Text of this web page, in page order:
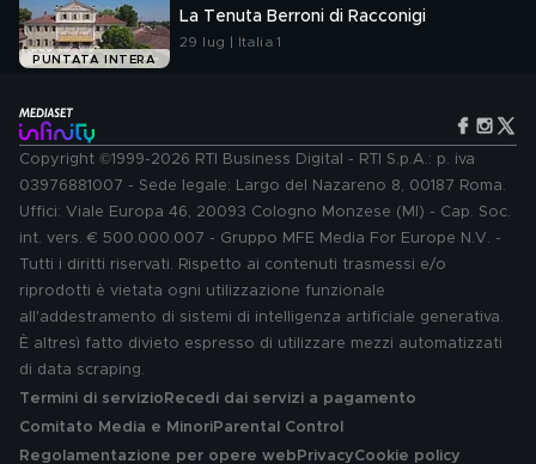
PUNTATA INTERA
La Tenuta Berroni di Racconigi
29 lug | Italia 1
Copyright ©1999-2026 RTI Business Digital - RTI S.p.A.: p. iva
03976881007 - Sede legale: Largo del Nazareno 8, 00187 Roma.
Uffici: Viale Europa 46, 20093 Cologno Monzese (MI) - Cap. Soc.
int. vers. € 500.000.007 - Gruppo MFE Media For Europe N.V. -
Tutti i diritti riservati. Rispetto ai contenuti trasmessi e/o
riprodotti è vietata ogni utilizzazione funzionale
all'addestramento di sistemi di intelligenza artificiale generativa.
È altresì fatto divieto espresso di utilizzare mezzi automatizzati
di data scraping.
Termini di servizio Recedi dai servizi a pagamento
Comitato Media e MinoriParental Control
Regolamentazione per opere web PrivacyCookie policy